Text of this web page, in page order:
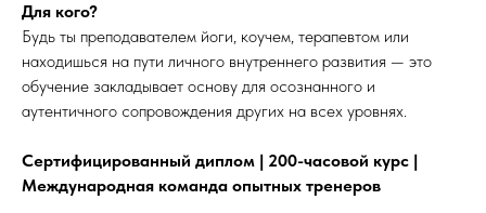
Для кого?
Будь ты преподавателем йоги, коучем, терапевтом или
находишься на пути личного внутреннего развития — это
обучение закладывает основу для осознанного и
аутентичного сопровождения других на всех уровнях.
Сертифицированный диплом | 200-часовой курс |
Международная команда опытных тренеров